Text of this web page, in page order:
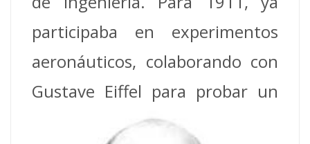
participaba en experimentos
aeronáuticos, colaborando con
Gustave Eiffel para probar un